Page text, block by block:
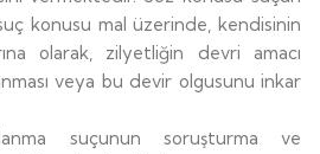
konusu mal üzerinde, kendisinin
olarak, zilyetliğin devri amacı
veya bu devir olgusunu inkar
suçunun soruşturma ve